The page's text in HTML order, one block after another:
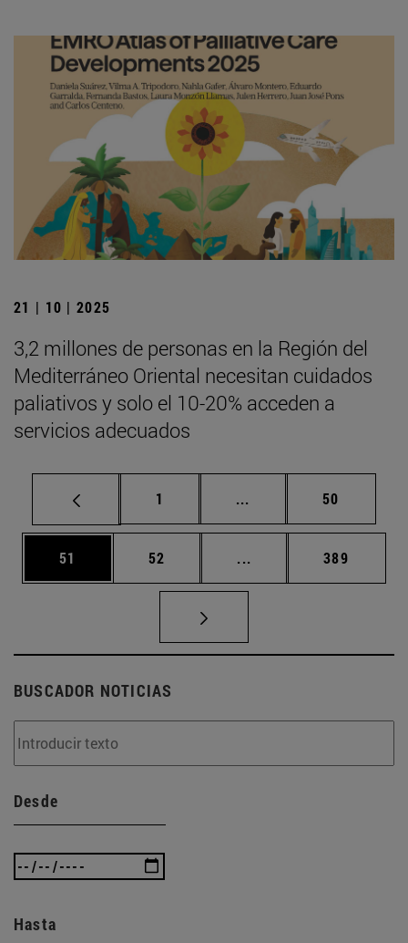
21 | 10 | 2025
3,2 millones de personas en la Región del
Mediterráneo Oriental necesitan cuidados
paliativos y solo el 10-20% acceden a
servicios adecuados
Página
1 ... Páginas intermedias
Página
50
Página
51 Página
52 ... Páginas intermedias
Página
389
BUSCADOR NOTICIAS
Desde
Hasta